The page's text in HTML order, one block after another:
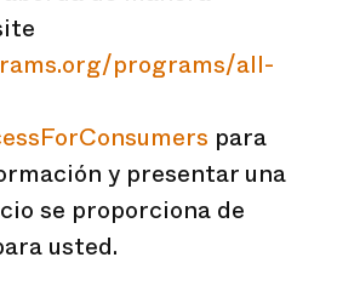
programs/all-
para
y presentar una
se proporciona de
usted.